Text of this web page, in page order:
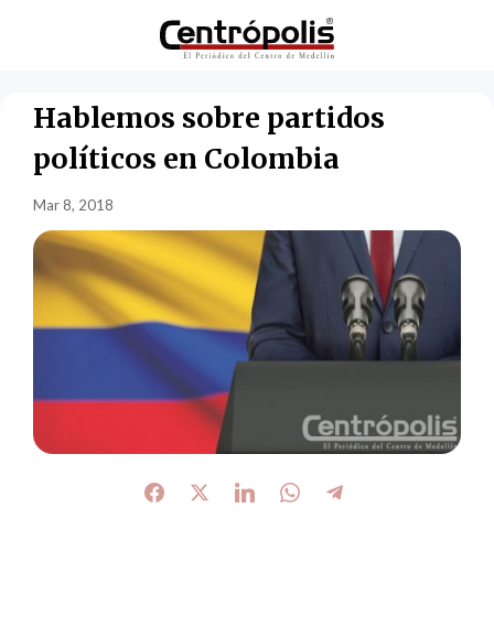
Hablemos sobre partidos
políticos en Colombia
Mar 8, 2018